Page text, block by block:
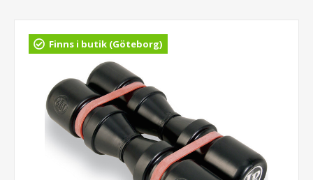
Finns i butik (Göteborg)